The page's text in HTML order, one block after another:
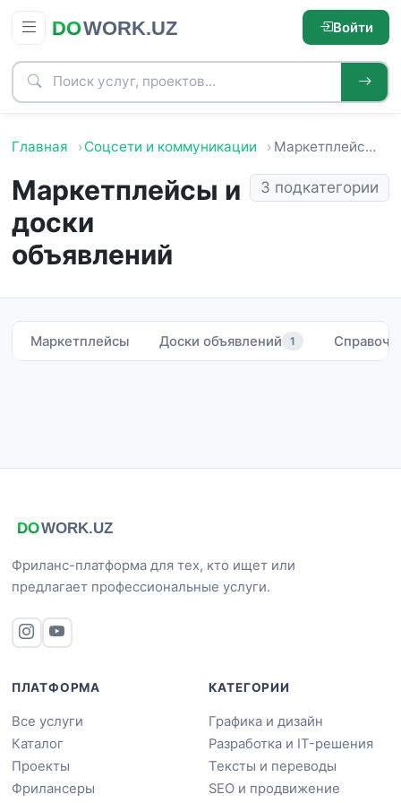
Войти
Главная Соцсети и коммуникации Маркетплейсы и доски объявлений
Маркетплейсы и
доски
объявлений
3 подкатегории
Маркетплейсы Доски объявлений 1
Фриланс-платформа для тех, кто ищет или
предлагает профессиональные услуги.
ПЛАТФОРМА
Все услуги
Каталог
Проекты
Фрилансеры
КАТЕГОРИИ
Графика и дизайн
Разработка и IT-решения
Тексты и переводы
SEO и продвижение